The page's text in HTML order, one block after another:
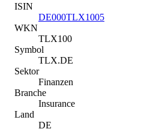
ISIN
DE000TLX1005
WKN
TLX100
Symbol
TLX.DE
Sektor
Finanzen
Branche
Insurance
Land
DE